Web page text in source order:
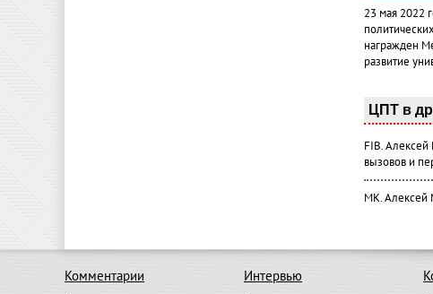
23 мая 2022
награжден
развитие
ЦПТ в
FIB.
вызовов и
МК. Алексей
Комментарии
Интервью